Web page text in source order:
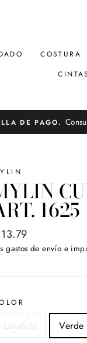
COSTURA
CINTAS
DE PAGO.
1625
gastos de envío e
Lavanda Verde